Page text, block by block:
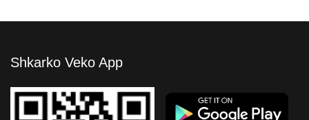
Shkarko Veko App